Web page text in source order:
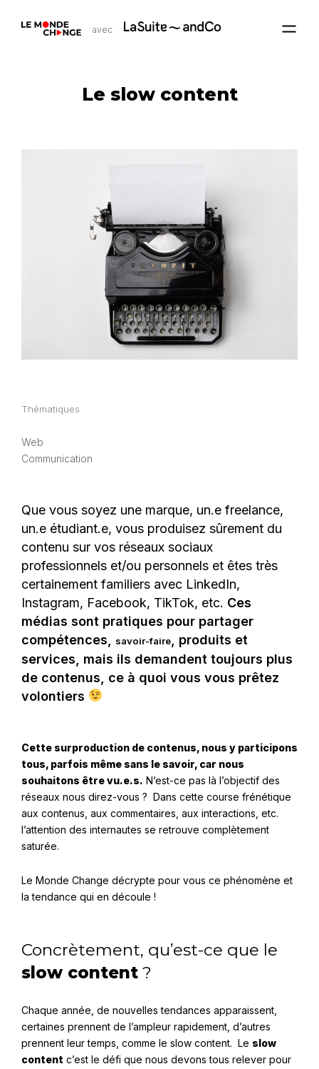
avec
Le slow content
Thématiques
Web
Communication
Que vous soyez une marque, un.e freelance,
un.e étudiant.e, vous produisez sûrement du
contenu sur vos réseaux sociaux
professionnels et/ou personnels et êtes très
certainement familiers avec LinkedIn,
Instagram, Facebook, TikTok, etc. Ces
médias sont pratiques pour partager
compétences,
savoir-faire
, produits et
services, mais ils demandent toujours plus
de contenus, ce à quoi vous vous prêtez
volontiers
Cette surproduction de contenus, nous y participons
tous, parfois même sans le savoir, car nous
souhaitons être vu.e.s. N’est-ce pas là l’objectif des
réseaux nous direz-vous ? Dans cette course frénétique
aux contenus, aux commentaires, aux interactions, etc.
l’attention des internautes se retrouve complètement
saturée.
Le Monde Change décrypte pour vous ce phénomène et
la tendance qui en découle !
Concrètement, qu’est-ce que le
slow content ?
Chaque année, de nouvelles tendances apparaissent,
certaines prennent de l’ampleur rapidement, d’autres
prennent leur temps, comme le slow content. Le slow
content c’est le défi que nous devons tous relever pour